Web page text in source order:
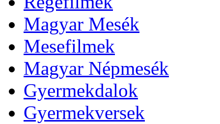
Magyar Mesék
Mesefilmek
Magyar Népmesék
Gyermekdalok
Gyermekversek